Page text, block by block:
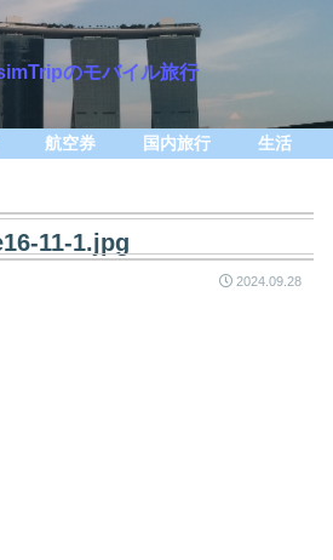
のモバイル旅行
航空券 国内旅行 生活
11-1.jpg
2024.09.28